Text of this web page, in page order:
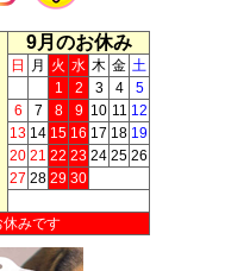
9月のお休み
日 月 火 水 木 金 土
1 2 3 4
5
6 7 8 9 10 11 12
13 14 15 16 17 18 19
20 21 22 23 24 25 26
27 28 29 30
休みです